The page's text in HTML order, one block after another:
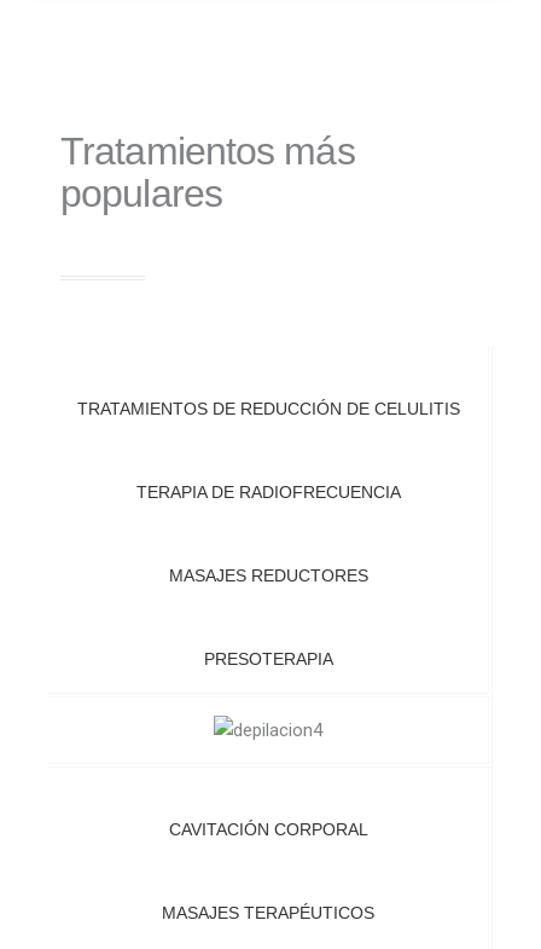
Tratamientos más
populares
TRATAMIENTOS DE REDUCCIÓN DE CELULITIS
TERAPIA DE RADIOFRECUENCIA
MASAJES REDUCTORES
PRESOTERAPIA
CAVITACIÓN CORPORAL
MASAJES TERAPÉUTICOS